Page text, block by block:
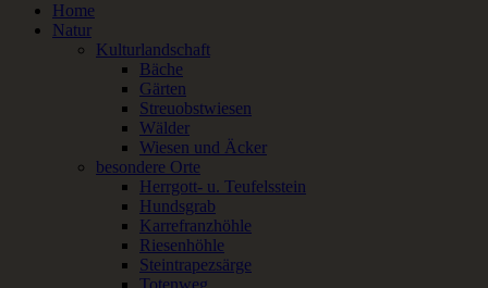
Home
Natur
Kulturlandschaft
Bäche
Gärten
Streuobstwiesen
Wälder
Wiesen und Äcker
besondere Orte
Herrgott- u. Teufelsstein
Hundsgrab
Karrefranzhöhle
Riesenhöhle
Steintrapezsärge